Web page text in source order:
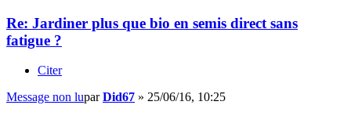
Re: Jardiner plus que bio en semis direct sans
fatigue ?
Citer
Message non luparDid67 » 25/06/16, 10:25